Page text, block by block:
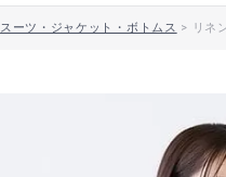
スーツ・ジャケット・ボトムス > リネ